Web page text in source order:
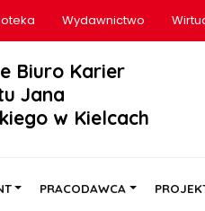
Wydawnictwo
Biuro Karier
Jana
w Kielcach
PRACODAWCA